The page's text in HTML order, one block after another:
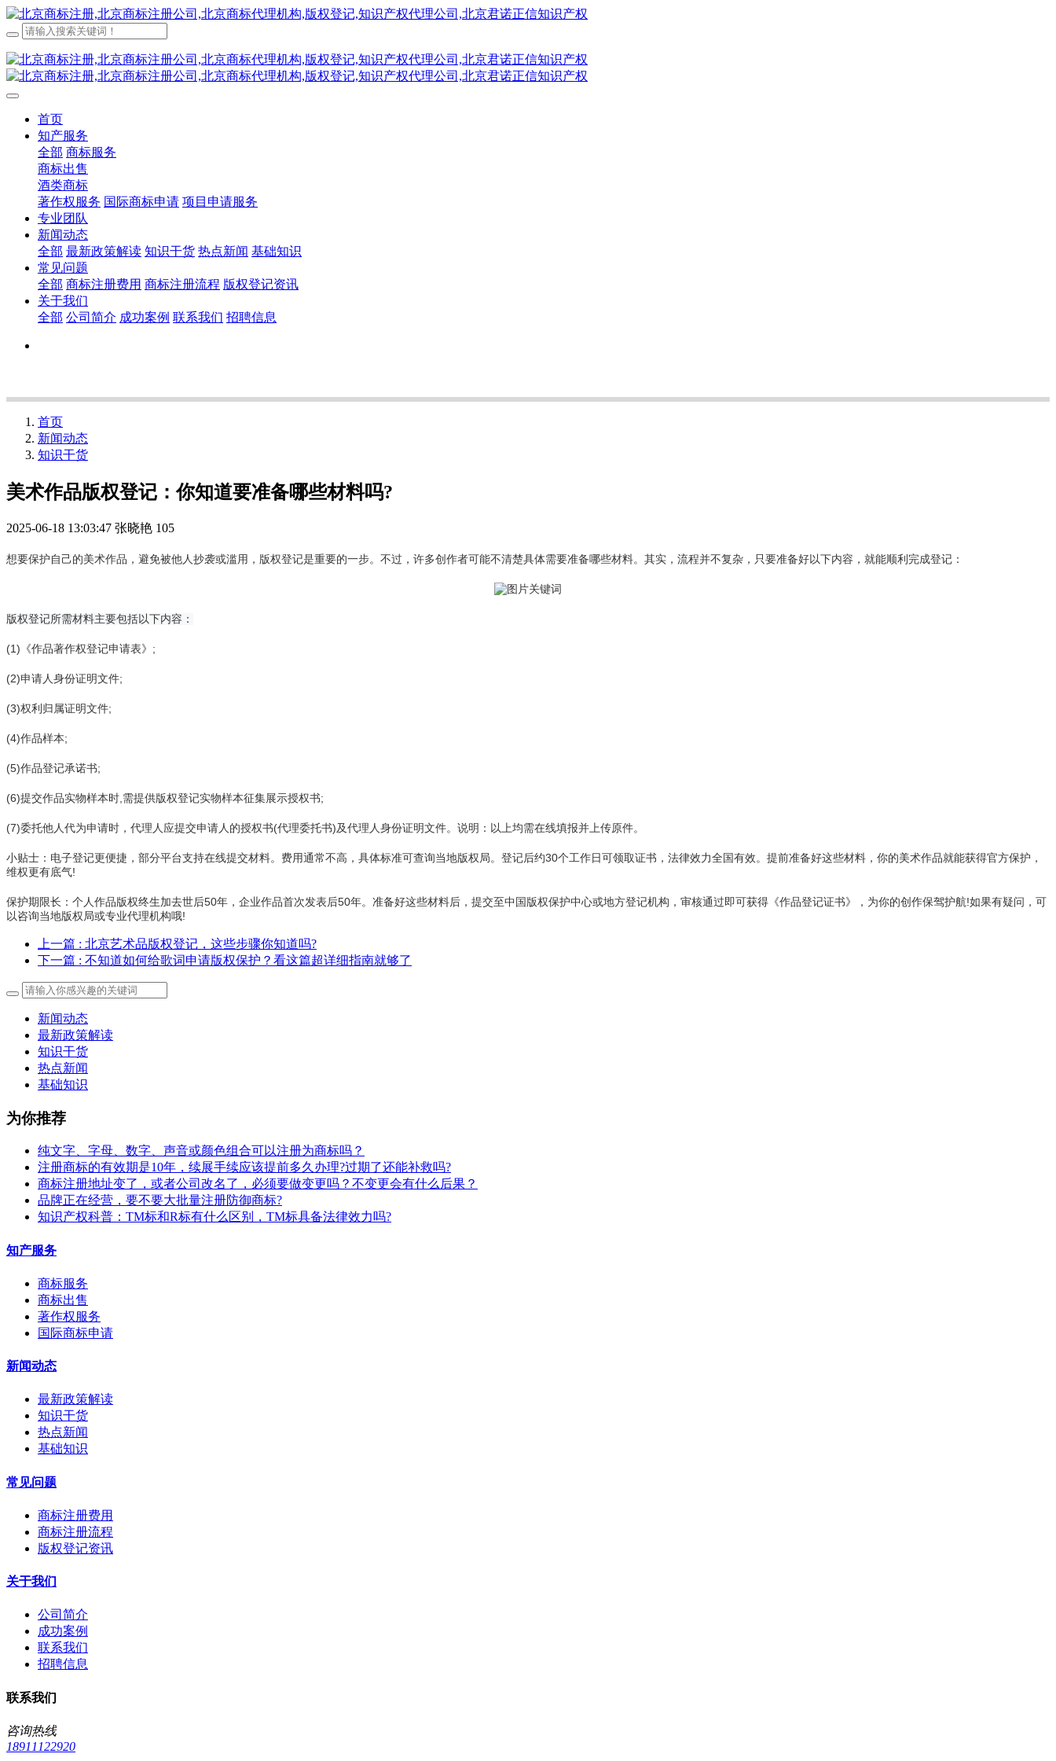
首页
知产服务
全部 商标服务
商标出售
酒类商标
著作权服务 国际商标申请 项目申请服务
专业团队
新闻动态
全部 最新政策解读 知识干货 热点新闻 基础知识
常见问题
全部 商标注册费用 商标注册流程 版权登记资讯
关于我们
全部 公司简介 成功案例 联系我们 招聘信息
首页
新闻动态
知识干货
美术作品版权登记：你知道要准备哪些材料吗?
2025-06-18 13:03:47 张晓艳 105
想要保护自己的美术作品，避免被他人抄袭或滥用，版权登记是重要的一步。不过，许多创作者可能不清楚具体需要准备哪些材料。其实，流程并不复杂，只要准备好以下内容，就能顺利完成登记：
版权登记所需材料主要包括以下内容：
(1)《作品著作权登记申请表》;
(2)申请人身份证明文件;
(3)权利归属证明文件;
(4)作品样本;
(5)作品登记承诺书;
(6)提交作品实物样本时,需提供版权登记实物样本征集展示授权书;
(7)委托他人代为申请时，代理人应提交申请人的授权书(代理委托书)及代理人身份证明文件。说明：以上均需在线填报并上传原件。
小贴士：电子登记更便捷，部分平台支持在线提交材料。费用通常不高，具体标准可查询当地版权局。登记后约30个工作日可领取证书，法律效力全国有效。提前准备好这些材料，你的美术作品就能获得官方保护，
维权更有底气!
保护期限长：个人作品版权终生加去世后50年，企业作品首次发表后50年。准备好这些材料后，提交至中国版权保护中心或地方登记机构，审核通过即可获得《作品登记证书》，为你的创作保驾护航!如果有疑问，可
以咨询当地版权局或专业代理机构哦!
上一篇 : 北京艺术品版权登记，这些步骤你知道吗?
下一篇 : 不知道如何给歌词申请版权保护？看这篇超详细指南就够了
新闻动态
最新政策解读
知识干货
热点新闻
基础知识
为你推荐
纯文字、字母、数字、声音或颜色组合可以注册为商标吗？
注册商标的有效期是10年，续展手续应该提前多久办理?过期了还能补救吗?
商标注册地址变了，或者公司改名了，必须要做变更吗？不变更会有什么后果？
​品牌正在经营，要不要大批量注册防御商标?
知识产权科普：TM标和R标有什么区别，TM标具备法律效力吗?
知产服务
商标服务
商标出售
著作权服务
国际商标申请
新闻动态
最新政策解读
知识干货
热点新闻
基础知识
常见问题
商标注册费用
商标注册流程
版权登记资讯
关于我们
公司简介
成功案例
联系我们
招聘信息
联系我们
咨询热线
18911122920